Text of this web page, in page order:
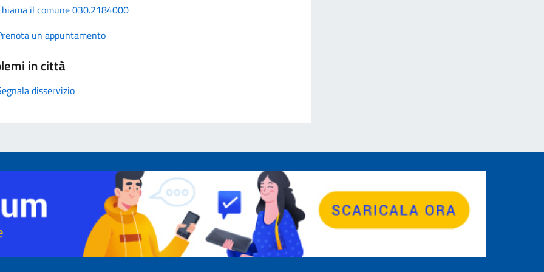
il comune 030.2184000
un appuntamento
in città
disservizio